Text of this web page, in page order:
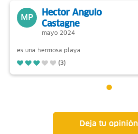
MP
Hector Angulo
Castagne
mayo 2024
es una hermosa playa
(3)
Deja tu opinión